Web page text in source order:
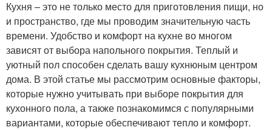
Кухня – это не только место для приготовления пищи, но
и пространство, где мы проводим значительную часть
времени. Удобство и комфорт на кухне во многом
зависят от выбора напольного покрытия. Теплый и
уютный пол способен сделать вашу кухнюным центром
дома. В этой статье мы рассмотрим основные факторы,
которые нужно учитывать при выборе покрытия для
кухонного пола, а также познакомимся с популярными
вариантами, которые обеспечивают тепло и комфорт.